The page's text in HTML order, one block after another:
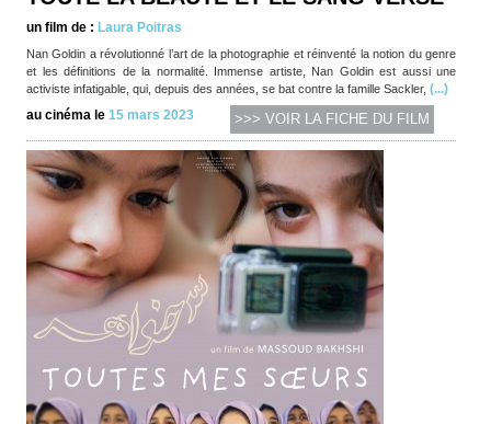
un film de : Laura Poitras
Nan Goldin a révolutionné l’art de la photographie et réinventé la notion du genre
et les définitions de la normalité. Immense artiste, Nan Goldin est aussi une
activiste infatigable, qui, depuis des années, se bat contre la famille Sackler, (...)
au cinéma le 15 mars 2023 >>> VOIR LA FICHE DU FILM